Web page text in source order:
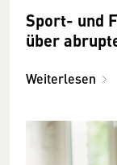
Sport- und
über
Weiterlesen